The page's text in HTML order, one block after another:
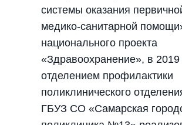
системы оказания
медико-санитарной
национального проекта
«Здравоохранение», в 2019
отделением профилактики
поликлинического
ГБУЗ СО «Самарская